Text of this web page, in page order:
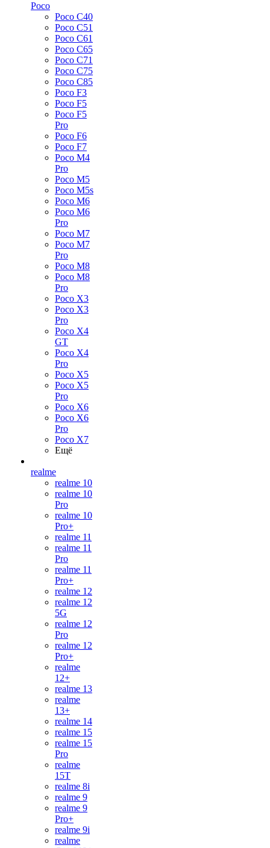
Poco
Poco C40
Poco C51
Poco C61
Poco C65
Poco C71
Poco C75
Poco C85
Poco F3
Poco F5
Poco F5
Pro
Poco F6
Poco F7
Poco M4
Pro
Poco M5
Poco M5s
Poco M6
Poco M6
Pro
Poco M7
Poco M7
Pro
Poco M8
Poco M8
Pro
Poco X3
Poco X3
Pro
Poco X4
GT
Poco X4
Pro
Poco X5
Poco X5
Pro
Poco X6
Poco X6
Pro
Poco X7
Ещё
realme
realme 10
realme 10
Pro
realme 10
Pro+
realme 11
realme 11
Pro
realme 11
Pro+
realme 12
realme 12
5G
realme 12
Pro
realme 12
Pro+
realme
12+
realme 13
realme
13+
realme 14
realme 15
realme 15
Pro
realme
15T
realme 8i
realme 9
realme 9
Pro+
realme 9i
realme